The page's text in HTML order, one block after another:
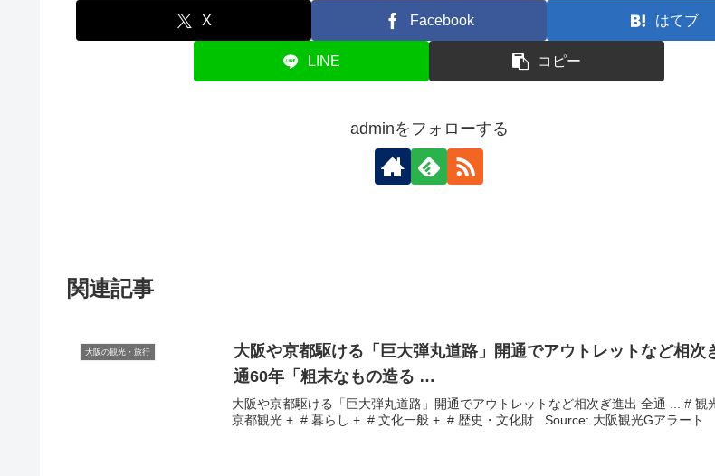
X Facebook はてブ
LINE コピー
adminをフォローする
関連記事
大阪の観光・旅行 大阪や京都駆ける「巨大弾丸道路」開通でアウトレットなど相次
通60年「粗末なもの造る …
大阪や京都駆ける「巨大弾丸道路」開通でアウトレットなど相次ぎ進出 全通 ... # 観
京都観光 +. # 暮らし +. # 文化一般 +. # 歴史・文化財...Source: 大阪観光Gアラート